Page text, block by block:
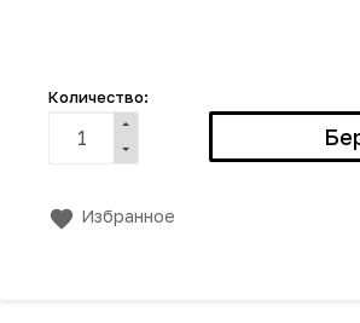
Количество:
Избранное